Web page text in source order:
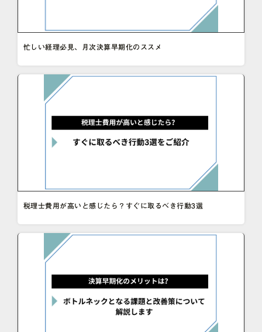
忙しい経理必見、月次決算早期化のススメ
税理士費用が高いと感じたら？すぐに取るべき行動3選